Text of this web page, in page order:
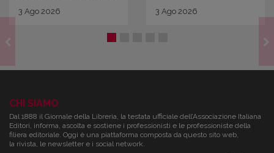
3 Ago 2026 3 Ago 2026
CHI SIAMO
Dal 1888 il Giornale della Libreria, la testata ufficiale dell’Associazione Italiana
Editori, informa, ascolta e sostiene i professionisti e le professioniste della
filiera editoriale. Oggi è una piattaforma composta da questo sito web,
la rivista, le newsletter e i social network.